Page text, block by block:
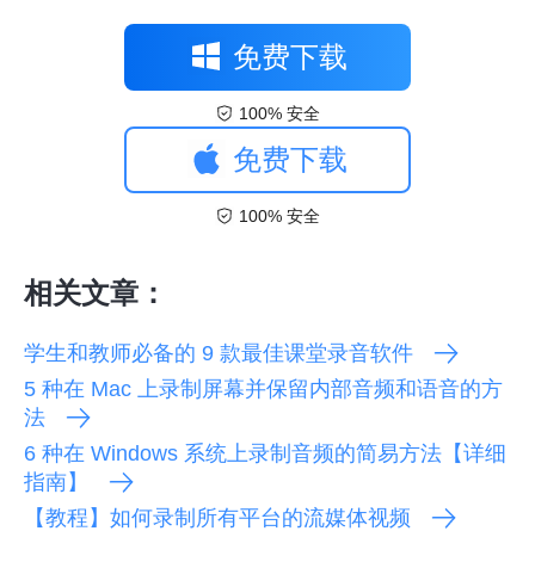
免费下载
100% 安全
免费下载
100% 安全
相关文章：
学生和教师必备的 9 款最佳课堂录音软件
5 种在 Mac 上录制屏幕并保留内部音频和语音的方
法
6 种在 Windows 系统上录制音频的简易方法【详细
指南】
【教程】如何录制所有平台的流媒体视频